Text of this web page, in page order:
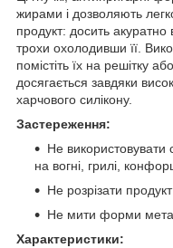
жирами і дозволяють
продукт: досить
трохи охолодивши її.
помістіть їх на решітку
досягається завдяки
харчового силікону.
Застереження:
Не використовувати
на вогні, грилі,
Не розрізати
Не мити форми
Характеристики: